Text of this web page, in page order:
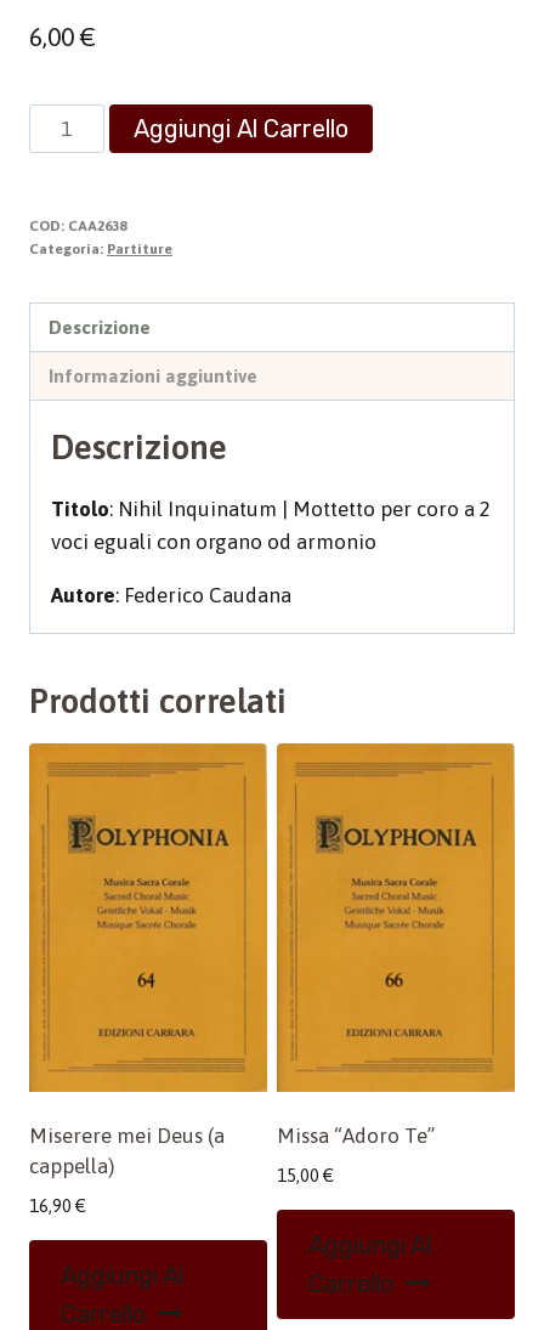
6,00€
NIHIL
INQUINATUM
Aggiungi Al Carrello
COD: CAA2638
Categoria: Partiture
Descrizione
Informazioni aggiuntive
Descrizione
Titolo: Nihil Inquinatum | Mottetto per coro a 2
voci eguali con organo od armonio
Autore: Federico Caudana
Prodotti correlati
Miserere mei Deus (a
cappella)
16,90 €
Aggiungi Al
Carrello
Missa “Adoro Te”
15,00 €
Aggiungi Al
Carrello